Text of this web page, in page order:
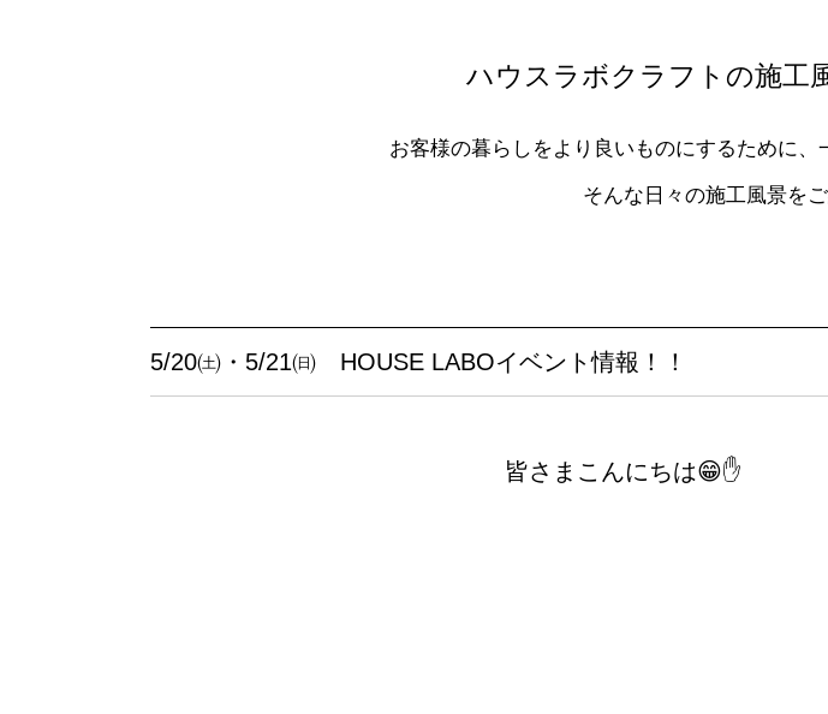
ハウスラボクラフトの施工
お客様の暮らしをより良いものにするために、
そんな日々の施工風景を
5/20㈯・5/21㈰ HOUSE LABOイベント情報！！
皆さまこんにちは😁✋